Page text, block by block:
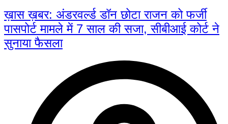
ख़ास ख़बर: अंडरवर्ल्ड डॉन छोटा राजन को फर्जी
पासपोर्ट मामले में 7 साल की सजा, सीबीआई कोर्ट ने
सुनाया फैसला